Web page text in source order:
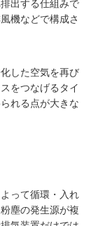
出する仕組みで
機などで構成さ
した空気を再び
をつなげるタイ
れる点が大きな
って循環・入れ
塵の発生源が複